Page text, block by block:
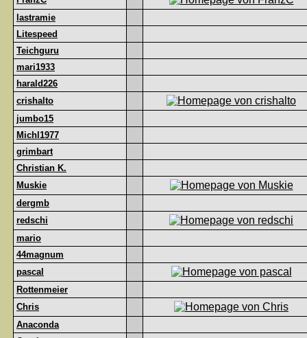
lastramie
Litespeed
Teichguru
mari1933
harald226
crishalto
jumbo15
Michl1977
grimbart
Christian K.
Muskie
dergmb
redschi
mario
44magnum
pascal
Rottenmeier
Chris
Anaconda